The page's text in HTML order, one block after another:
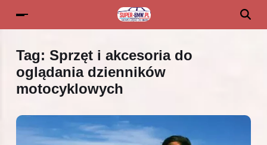
Tag: Sprzęt i akcesoria do
oglądania dzienników
motocyklowych